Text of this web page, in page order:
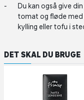
Du kan også give
tomat og fløde
kylling eller tofu i
DET SKAL DU BRUGE